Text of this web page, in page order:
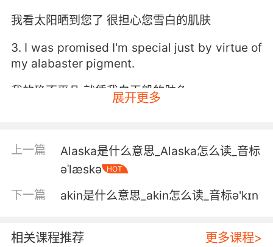
我看太阳晒到您了 很担心您雪白的肌肤
3. I was promised I'm special just by virtue of
my alabaster pigment.
我的确不平凡 就凭我白玉般的肤色
now.
你的肌肤可能洁白如玉 但只是因为爪痕已经深入
你体内
really impossible to resist touching.
展开更多
上一篇
Alaska是什么意思_Alaska怎么读_音标
əˈlæskə
HOT
下一篇 akin是什么意思_akin怎么读_音标ə'kɪn
相关课程推荐 更多课程>